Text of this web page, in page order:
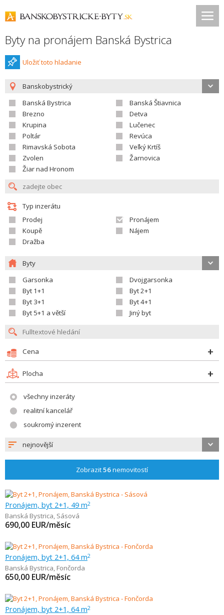
Byty na pronájem Banská Bystrica
Uložiť toto hladanie
Banskobystrický
Banská Bystrica
Banská Štiavnica
Brezno
Detva
Krupina
Lučenec
Poltár
Revúca
Rimavská Sobota
Veľký Krtíš
Zvolen
Žarnovica
Žiar nad Hronom
Typ inzerátu
Prodej
Pronájem
Koupě
Nájem
Dražba
Byty
Garsonka
Dvojgarsonka
Byt 1+1
Byt 2+1
Byt 3+1
Byt 4+1
Byt 5+1 a větší
Jiný byt
Cena
Plocha
všechny inzeráty
realitní kancelář
soukromý inzerent
nejnovější
Zobrazit56nemovitostí
Pronájem, byt 2+1, 49 m2
Banská Bystrica, Sásová
690,00 EUR/měsíc
Pronájem, byt 2+1, 64 m2
Banská Bystrica, Fončorda
650,00 EUR/měsíc
Pronájem, byt 2+1, 64 m2